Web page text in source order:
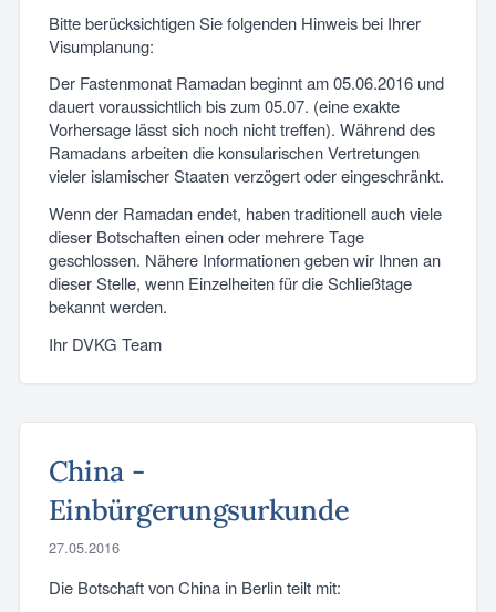
Bitte berücksichtigen Sie folgenden Hinweis bei Ihrer
Visumplanung:
Der Fastenmonat Ramadan beginnt am 05.06.2016 und
dauert voraussichtlich bis zum 05.07. (eine exakte
Vorhersage lässt sich noch nicht treffen). Während des
Ramadans arbeiten die konsularischen Vertretungen
vieler islamischer Staaten verzögert oder eingeschränkt.
Wenn der Ramadan endet, haben traditionell auch viele
dieser Botschaften einen oder mehrere Tage
geschlossen. Nähere Informationen geben wir Ihnen an
dieser Stelle, wenn Einzelheiten für die Schließtage
bekannt werden.
Ihr DVKG Team
China -
Einbürgerungsurkunde
27.05.2016
Die Botschaft von China in Berlin teilt mit: